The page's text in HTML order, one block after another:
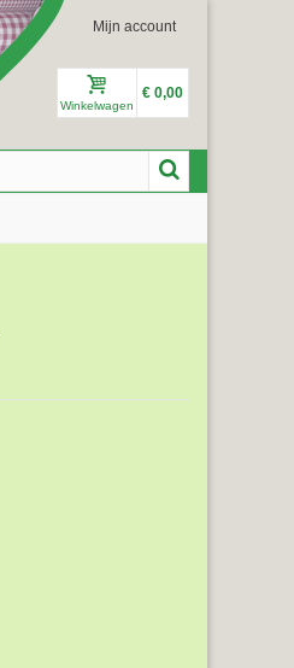
Mijn account
Winkelwagen
€ 0,00